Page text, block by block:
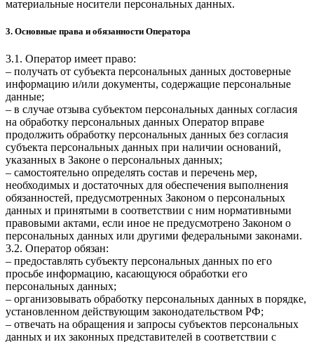
материальные носители персональных данных.
3. Основные права и обязанности Оператора
3.1. Оператор имеет право:
– получать от субъекта персональных данных достоверные
информацию и/или документы, содержащие персональные
данные;
– в случае отзыва субъектом персональных данных согласия
на обработку персональных данных Оператор вправе
продолжить обработку персональных данных без согласия
субъекта персональных данных при наличии оснований,
указанных в Законе о персональных данных;
– самостоятельно определять состав и перечень мер,
необходимых и достаточных для обеспечения выполнения
обязанностей, предусмотренных Законом о персональных
данных и принятыми в соответствии с ним нормативными
правовыми актами, если иное не предусмотрено Законом о
персональных данных или другими федеральными законами.
3.2. Оператор обязан:
– предоставлять субъекту персональных данных по его
просьбе информацию, касающуюся обработки его
персональных данных;
– организовывать обработку персональных данных в порядке,
установленном действующим законодательством РФ;
– отвечать на обращения и запросы субъектов персональных
данных и их законных представителей в соответствии с